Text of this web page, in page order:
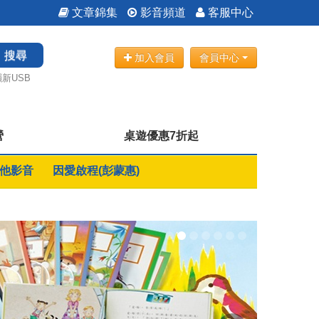
文章錦集 影音頻道 客服中心
搜尋
新USB
加入會員 會員中心
桌遊優惠7折起
影音 因愛啟程(彭蒙惠)